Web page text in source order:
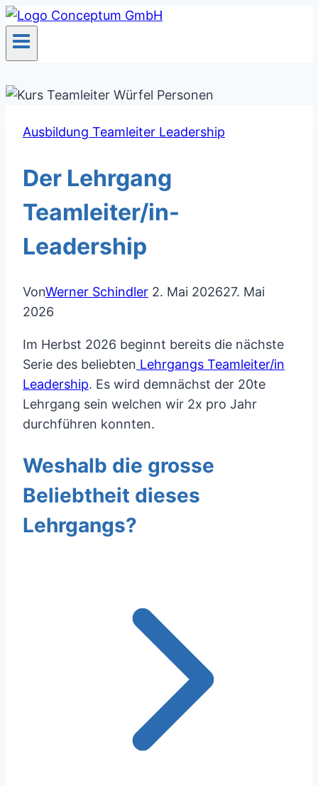
Zum
Inhalt
Ausbildung Teamleiter Leadership
Der Lehrgang
Teamleiter/in-
Leadership
VonWerner Schindler 2. Mai 202627. Mai
2026
Im Herbst 2026 beginnt bereits die nächste
Serie des beliebten Lehrgangs Teamleiter/in
Leadership. Es wird demnächst der 20te
Lehrgang sein welchen wir 2x pro Jahr
durchführen konnten.
Weshalb die grosse
Beliebtheit dieses
Lehrgangs?